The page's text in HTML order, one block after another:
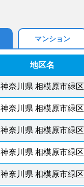
マンション
地区名
神奈川県 相模原市緑区
神奈川県 相模原市緑区
神奈川県 相模原市緑区
神奈川県 相模原市緑区
神奈川県 相模原市緑区